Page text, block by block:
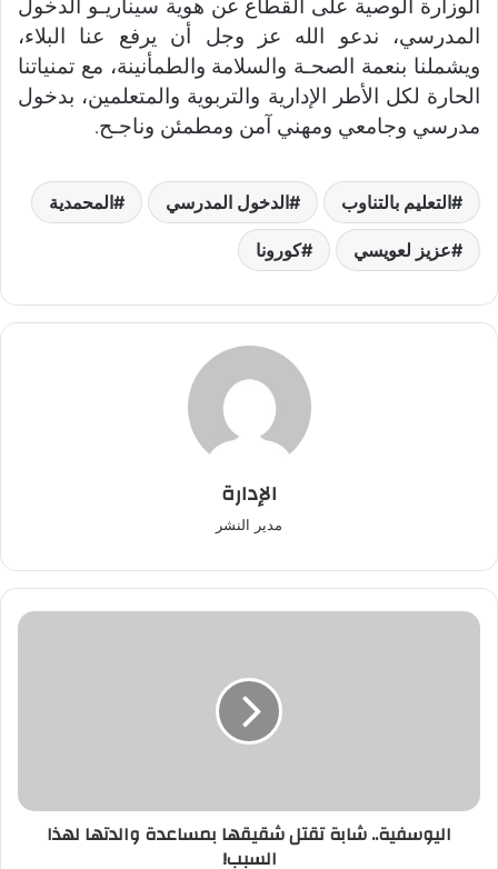
الوزارة الوصية على القطاع عن هوية سيناريـو الدخول
المدرسي، ندعو الله عز وجل أن يرفع عنا البلاء،
ويشملنا بنعمة الصحـة والسلامة والطمأنينة، مع تمنياتنا
الحارة لكل الأطر الإدارية والتربوية والمتعلمين، بدخول
مدرسي وجامعي ومهني آمن ومطمئن وناجـح.
التعليم بالتناوب الدخول المدرسي المحمدية
عزيز لعويسي كورونا
الإدارة
مدير النشر
اليوسفية..
اليوسفية.. شابة تقتل شقيقها بمساعدة والدتها لهذا
السبب!